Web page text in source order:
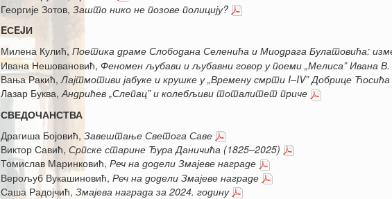
Георгије Зотов, Зашто нико не позове полицију?
EСEJИ
Милена Кулић, Поетика драме Слободана Селенића и Миодрага Булатовића:
Ивана Нешовановић, Феномен љубави и љубавни говор у поеми „Мелиса” Ивана
Вања Ракић, Лајтмотиви јабуке и крушке у„Времену смрти I–IV” Добрице Ћосића
Лазар Буква,Андрићев „Слепац” и колебљиви тоталитет приче
СВЕДОЧАНСТВА
Драгиша Бојовић, Завештање Светога Саве
Виктор Савић, Српске старине Ђура Даничића (1825–2025)
Томислав Маринковић, Реч на додели Змајеве награде
Верољуб Вукашиновић, Реч на додели Змајеве награде
Саша Радојчић, Змајева награда за 2024. годину